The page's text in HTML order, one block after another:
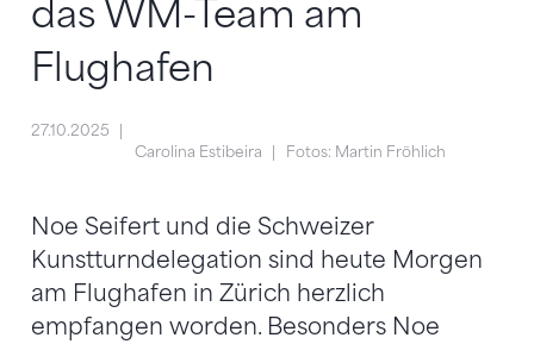
das WM-Team am
Flughafen
27.10.2025
Carolina Estibeira
Fotos: Martin Fröhlich
Noe Seifert und die Schweizer
Kunstturndelegation sind heute Morgen
am Flughafen in Zürich herzlich
empfangen worden. Besonders Noe